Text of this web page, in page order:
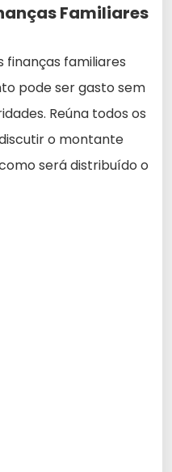
Familiares
finanças familiares
pode ser gasto sem
Reúna todos os
o montante
será distribuído o